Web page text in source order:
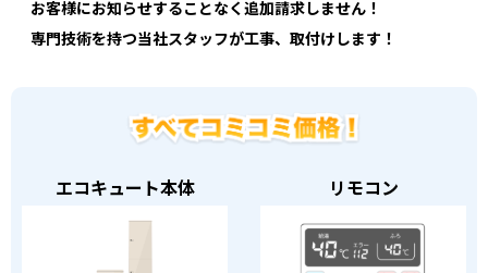
お客様にお知らせすることなく追加請求しません！
専門技術を持つ当社スタッフが工事、取付けします！
エコキュート本体 リモコン